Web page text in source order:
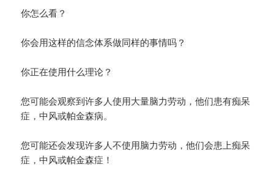
你怎么看？
你会用这样的信念体系做同样的事情吗？
你正在使用什么理论？
您可能会观察到许多人使用大量脑力劳动，他们患有痴呆
症，中风或帕金森病。
您可能还会发现许多人不使用脑力劳动，他们会患上痴呆
症，中风或帕金森症！